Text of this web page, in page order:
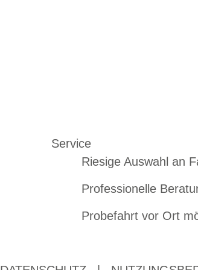
Service
Riesige Auswahl an
Professionelle
Probefahrt vor Ort